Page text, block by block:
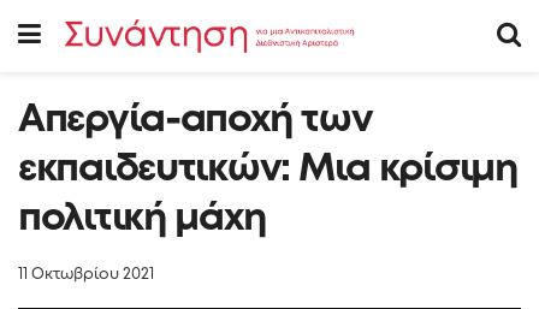
Απεργία-αποχή των
εκπαιδευτικών: Μια κρίσιμη
πολιτική μάχη
11 Οκτωβρίου 2021